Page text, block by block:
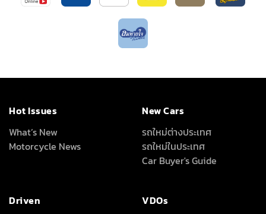
Hot Issues
What’s New
Motorcycle News
New Cars
รถใหม่ต่างประเทศ
รถใหม่ในประเทศ
Car Buyer's Guide
Driven
VDOs